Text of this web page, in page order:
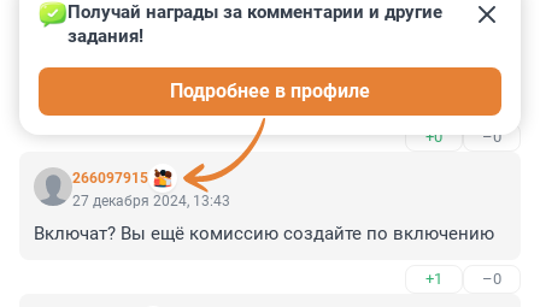
Гость
больше политинформации для школьников!
+0 –0
266097915
Получай награды за комментарии и другие
задания!
Подробнее в профиле
27 декабря 2024, 13:43
Включат? Вы ещё комиссию создайте по включению
+1 –0